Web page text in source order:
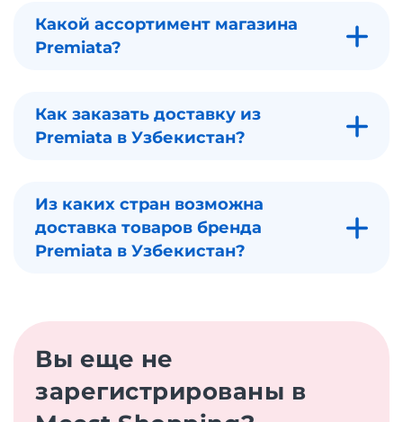
Какой ассортимент магазина
Premiata?
Как заказать доставку из
Premiata в Узбекистан?
Из каких стран возможна
доставка товаров бренда
Premiata в Узбекистан?
Вы еще не
зарегистрированы в